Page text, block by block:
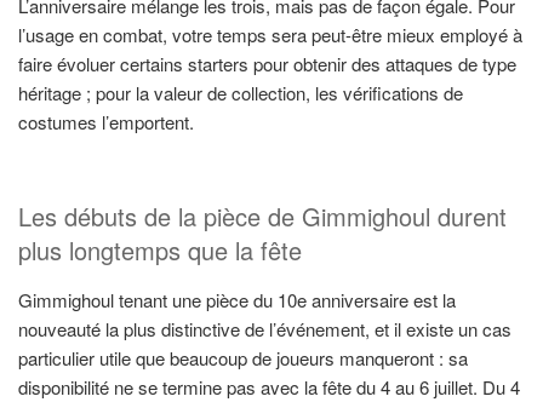
L’anniversaire mélange les trois, mais pas de façon égale. Pour
l’usage en combat, votre temps sera peut-être mieux employé à
faire évoluer certains starters pour obtenir des attaques de type
héritage ; pour la valeur de collection, les vérifications de
costumes l’emportent.
Les débuts de la pièce de Gimmighoul durent
plus longtemps que la fête
Gimmighoul tenant une pièce du 10e anniversaire est la
nouveauté la plus distinctive de l’événement, et il existe un cas
particulier utile que beaucoup de joueurs manqueront : sa
disponibilité ne se termine pas avec la fête du 4 au 6 juillet. Du 4